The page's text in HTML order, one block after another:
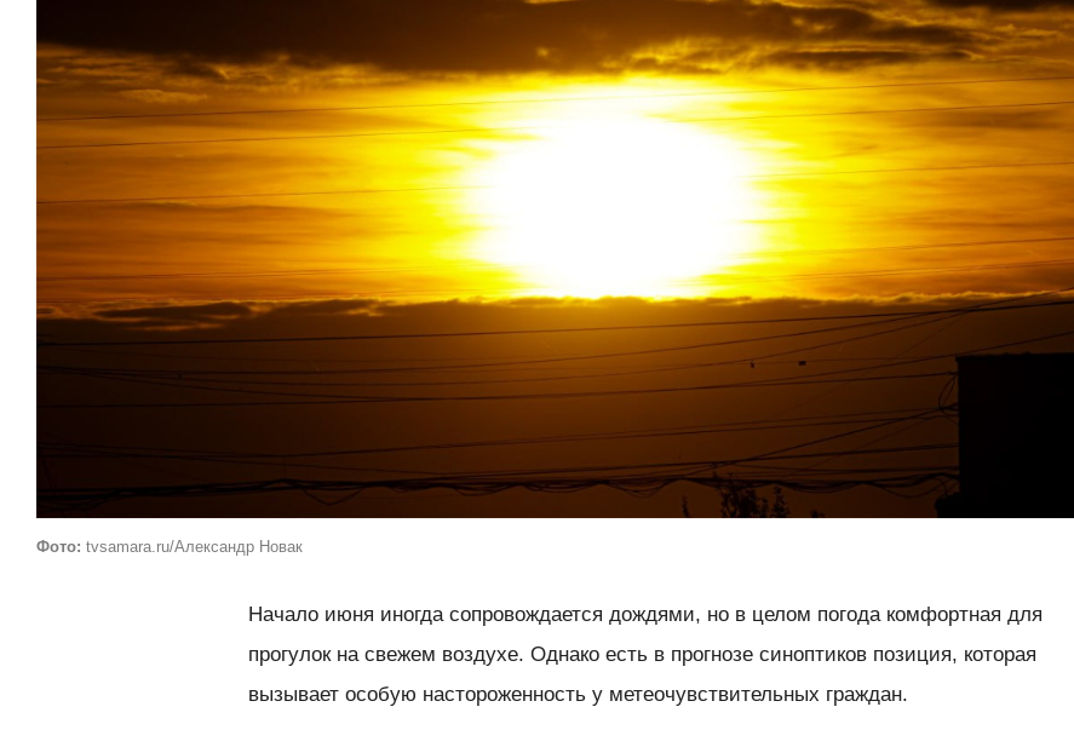
Фото: tvsamara.ru/Александр Новак
Начало июня иногда сопровождается дождями, но в целом погода комфортная для
прогулок на свежем воздухе. Однако есть в прогнозе синоптиков позиция, которая
вызывает особую настороженность у метеочувствительных граждан.